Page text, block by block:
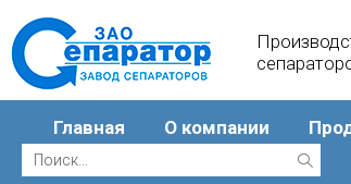
Главная О компании